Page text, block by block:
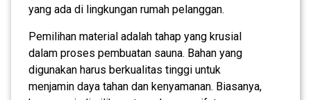
yang ada di lingkungan rumah pelanggan.
Pemilihan material adalah tahap yang krusial
dalam proses pembuatan sauna. Bahan yang
digunakan harus berkualitas tinggi untuk
menjamin daya tahan dan kenyamanan. Biasanya,